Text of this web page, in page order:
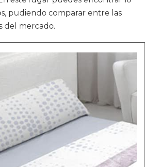
pudiendo comparar entre las
del mercado.